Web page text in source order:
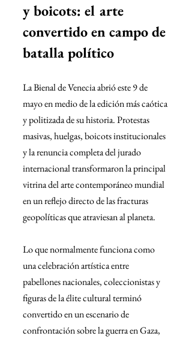
y boicots: el arte
convertido en campo de
batalla político
La Bienal de Venecia abrió este 9 de
mayo en medio de la edición más caótica
y politizada de su historia. Protestas
masivas, huelgas, boicots institucionales
y la renuncia completa del jurado
internacional transformaron la principal
vitrina del arte contemporáneo mundial
en un reflejo directo de las fracturas
geopolíticas que atraviesan al planeta.
Lo que normalmente funciona como
una celebración artística entre
pabellones nacionales, coleccionistas y
figuras de la élite cultural terminó
convertido en un escenario de
confrontación sobre la guerra en Gaza,